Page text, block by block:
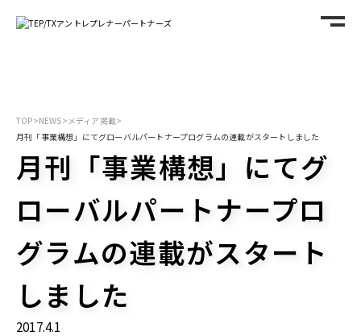
TOP>NEWS>メディア掲載>
月刊「事業構想」にてグローバルパートナープログラムの連載がスタートしました
月刊「事業構想」にてグ
ローバルパートナープロ
グラムの連載がスタート
しました
2017.4.1